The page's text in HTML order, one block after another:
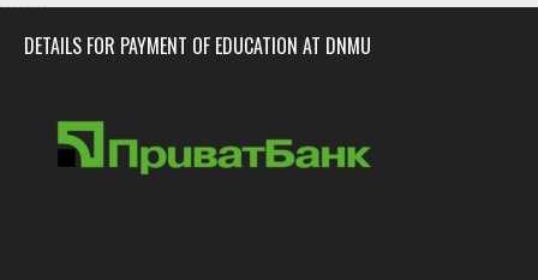
DETAILS FOR PAYMENT OF EDUCATION AT DNMU